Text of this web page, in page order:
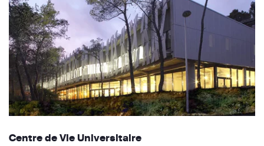
Centre de Vie Universitaire